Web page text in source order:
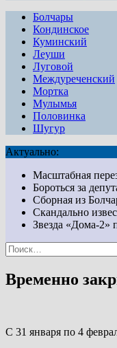
Болчары
Кондинское
Куминский
Леуши
Луговой
Междуреченский
Мортка
Мулымья
Половинка
Шугур
Актуально:
Масштабная
Бороться за
Сборная из
Скандально
Звезда «Дома-2»
Найти:
Временно
С 31 января по 4